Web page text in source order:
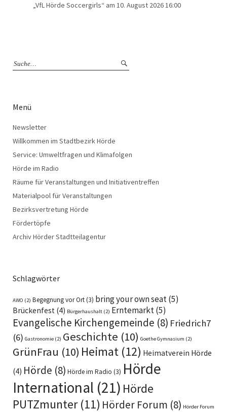
„VfL Hörde Soccergirls“ am 10. August 2026 16:00
Menü
Newsletter
Willkommen im Stadtbezirk Hörde
Service: Umweltfragen und Klimafolgen
Hörde im Radio
Räume für Veranstaltungen und Initiativentreffen
Materialpool für Veranstaltungen
Bezirksvertretung Hörde
Fördertöpfe
Archiv Hörder Stadtteilagentur
Schlagwörter
AWO (2) Begegnung vor Ort(3) bring your own seat(5)
Brückenfest (4) Bürgerhaushalt (2) Erntemarkt(5)
Evangelische Kirchengemeinde (8) Friedrich7
(6) Gastronomie (2) Geschichte (10) Goethe Gymnasium (2)
GrünFrau (10) Heimat (12) Heimatverein Hörde
(4) Hörde (8) Hörde im Radio (3) Hörde
International (21) Hörde
PUTZmunter(11) Hörder Forum (8) Hörder Forum